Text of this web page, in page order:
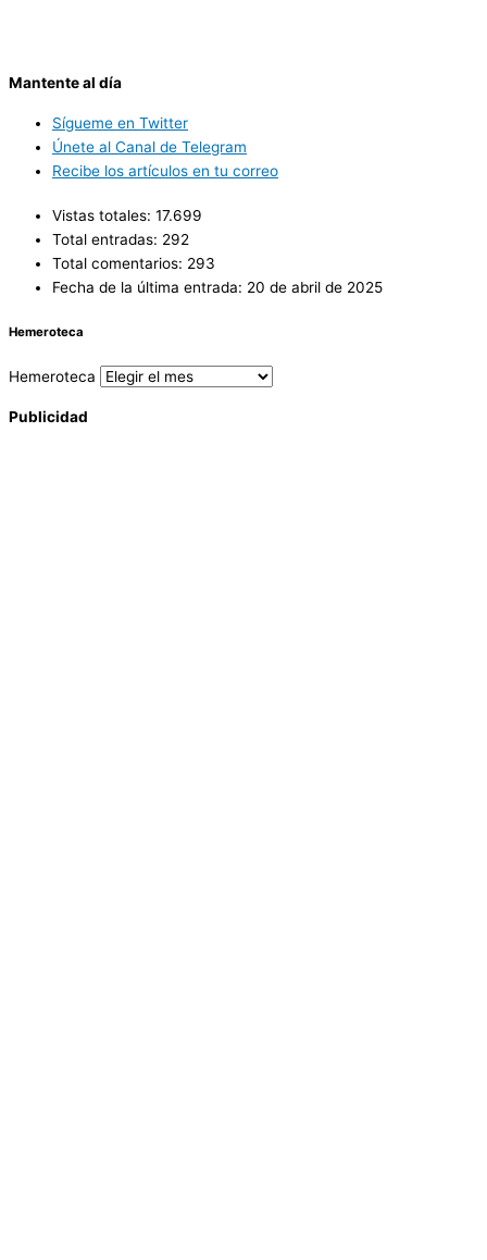
Mantente al día
Sígueme en Twitter
Únete al Canal de Telegram
Recibe los artículos en tu correo
Vistas totales: 17.699
Total entradas: 292
Total comentarios: 293
Fecha de la última entrada: 20 de abril de 2025
Hemeroteca
Hemeroteca
Publicidad